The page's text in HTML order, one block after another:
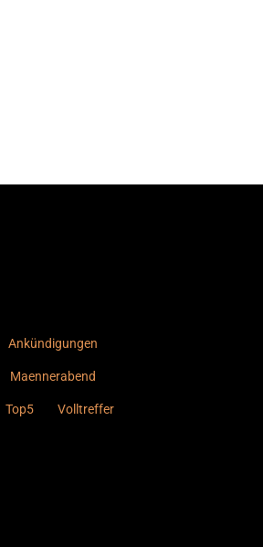
Ankündigungen
Maennerabend
Top5 Volltreffer